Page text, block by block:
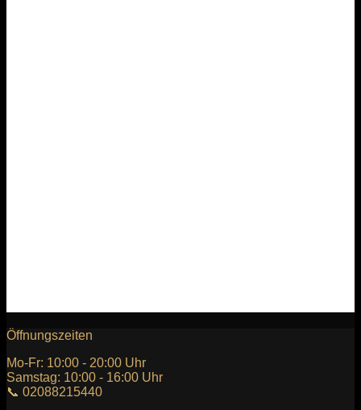
Öffnungszeiten
Mo-Fr: 10:00 - 20:00 Uhr
Samstag: 10:00 - 16:00 Uhr
📞 02088215440